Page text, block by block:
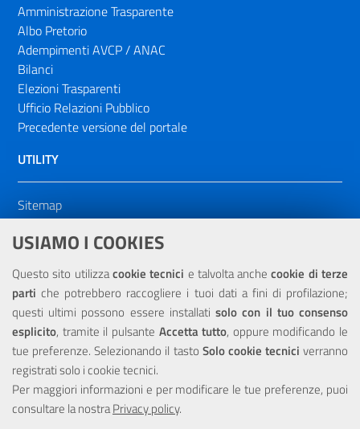
USIAMO I COOKIES
Questo sito utilizzacookie tecnici e talvolta anchecookie di terze
parti che potrebbero raccogliere i tuoi dati a fini di profilazione;
questi ultimi possono essere installatisolo con il tuo consenso
esplicito, tramite il pulsante Accetta tutto, oppure modificando le
tue preferenze. Selezionando il tasto Solo cookie tecnici verranno
registrati solo i cookie tecnici.
Per maggiori informazioni e per modificare le tue preferenze, puoi
consultare la nostraPrivacy policy.
Amministrazione Trasparente
Albo Pretorio
Adempimenti AVCP / ANAC
Bilanci
Elezioni Trasparenti
Ufficio Relazioni Pubblico
Precedente versione del portale
UTILITY
Sitemap
Dichiarazione di accessibilità
NOTE LEGALI
Privacy
Portale realizzato con la partecipazione finanziaria dell'Unione
Europea tramite i fondi del POR Sicilia 2000/2006 Misura 6.05 -